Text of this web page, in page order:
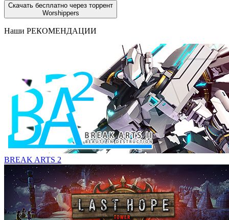
Скачать бесплатно через торрент
Worshippers
Наши РЕКОМЕНДАЦИИ
BREAK ARTS 2